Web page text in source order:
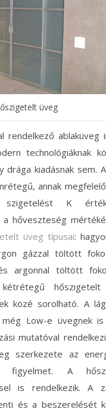
üveg
rendelkező ablaküveg
technológiáknak
drága kiadásnak sem.
annak
szigetelést K
a hőveszteség
üveg típusai:
gázzal töltött
argonnal töltött
közé sorolható. A
még Low-e üvegnek
mutatóval
szerkezete az
A
is rendelkezik. A
és a beszerelését